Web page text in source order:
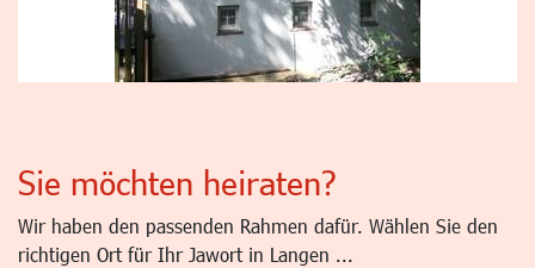
Sie möchten heiraten?
Wir haben den passenden Rahmen dafür. Wählen Sie den
richtigen Ort für Ihr Jawort in Langen ...